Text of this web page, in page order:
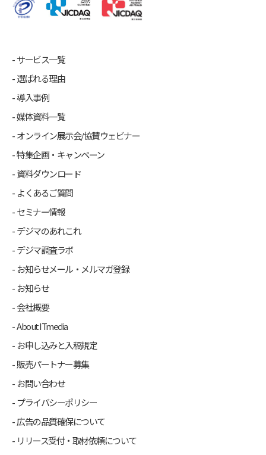
サービス一覧
選ばれる理由
導入事例
媒体資料一覧
オンライン展示会/協賛ウェビナー
特集企画・キャンペーン
資料ダウンロード
よくあるご質問
セミナー情報
デジマのあれこれ
デジマ調査ラボ
お知らせメール・メルマガ登録
お知らせ
会社概要
About ITmedia
お申し込みと入稿規定
販売パートナー募集
お問い合わせ
プライバシーポリシー
広告の品質確保について
リリース受付・取材依頼について